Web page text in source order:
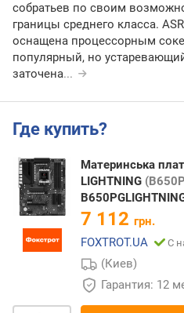
собратьев по своим
границы среднего класса.
оснащена процессорным
популярный, но
заточена...
Где купить?
Материнська
LIGHTNING
7 112 грн.
FOXTROT.UA
С
(Киев)
Гарантия: 12